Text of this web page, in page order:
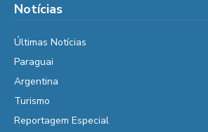
Notícias
Últimas Notícias
Paraguai
Argentina
Turismo
Reportagem Especial